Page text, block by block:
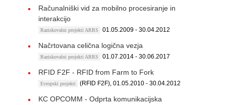
Računalniški vid za mobilno procesiranje in
interakcijo
Raziskovalni projekti ARRS 01.05.2009 - 30.04.2012
Načrtovana celična logična vezja
Raziskovalni projekti ARRS 01.07.2014 - 30.06.2017
RFID F2F - RFID from Farm to Fork
Evropski projekti (RFID F2F), 01.05.2010 - 30.04.2012
KC OPCOMM - Odprta komunikacijska